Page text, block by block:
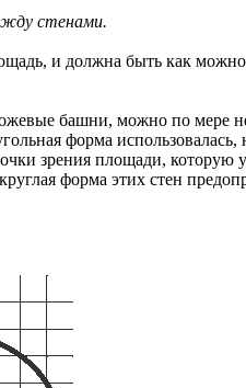
стенами.
и должна быть как можно
башни, можно по мере
форма
зрения площади, которую
форма этих стен